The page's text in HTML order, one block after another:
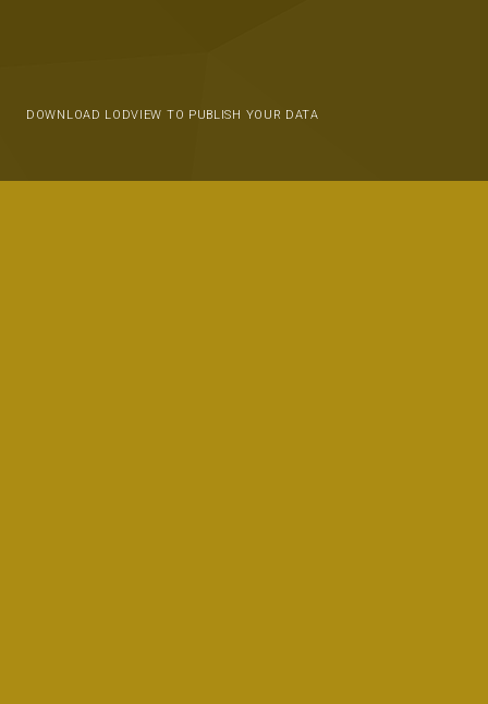
DOWNLOAD LODVIEW TO PUBLISH YOUR DATA